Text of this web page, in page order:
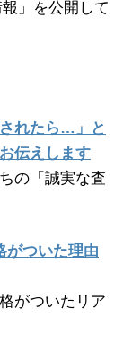
」を公開して
れたら…」と
伝えします
の「誠実な査
がついた理由
がついたリア